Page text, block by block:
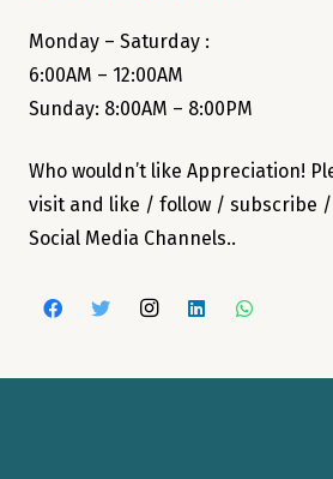
Monday – Saturday :
6:00AM – 12:00AM
Sunday: 8:00AM – 8:00PM
Who wouldn’t like Appreciation!
visit and like / follow / subscribe
Social Media Channels..